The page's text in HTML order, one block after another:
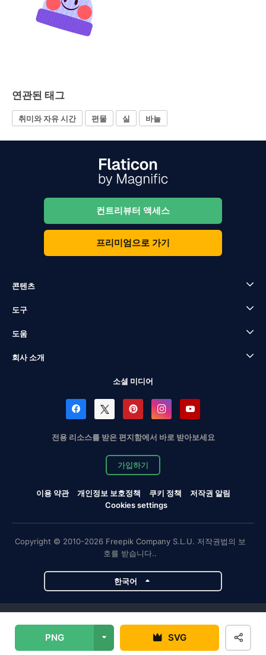
PNG SVG
연관된 태그
취미와 자유 시간 편물 실 바늘
컨트리뷰터 액세스
프리미엄으로 가기
콘텐츠
도구
도움
회사 소개
소셜 미디어
전용 리소스를 받은 편지함에서 바로 받아보세요
가입하기
이용 약관 개인정보 보호정책 쿠키 정책
저작권 알림
Cookies settings
Copyright © 2010-2026 Freepik Company S.L.U. 저작권법의 보
호를 받습니다..
한국어